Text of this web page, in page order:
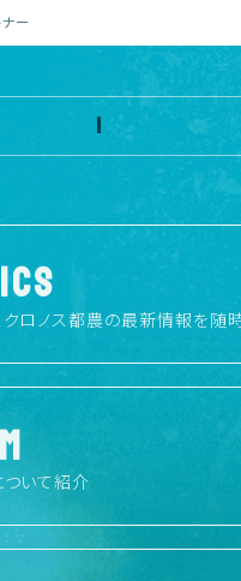
ー
1
クロノス都農の最新情報を随
ついて紹介